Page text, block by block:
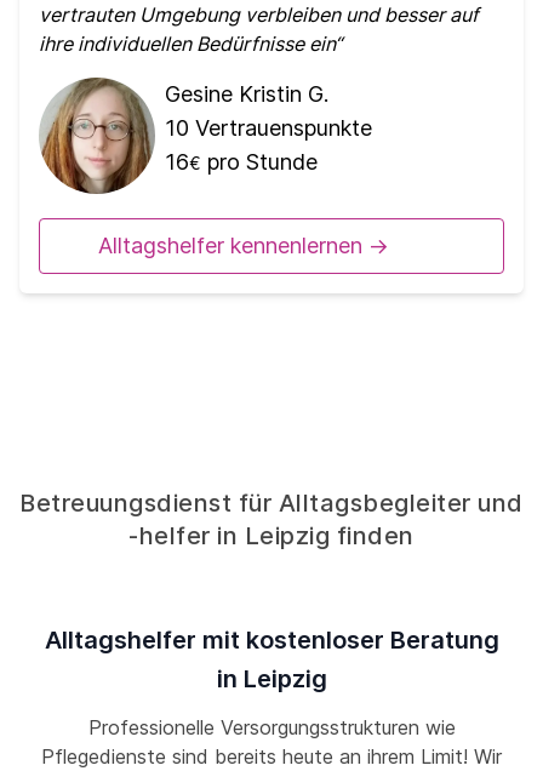
vertrauten Umgebung verbleiben und besser auf
ihre individuellen Bedürfnisse ein
Gesine Kristin G.
10 Vertrauenspunkte
16€ pro Stunde
Alltagshelfer kennenlernen ->
Betreuungsdienst für Alltagsbegleiter und
-helfer in Leipzig finden
Alltagshelfer mit kostenloser Beratung
in Leipzig
Professionelle Versorgungsstrukturen wie
Pflegedienste sind bereits heute an ihrem Limit! Wir